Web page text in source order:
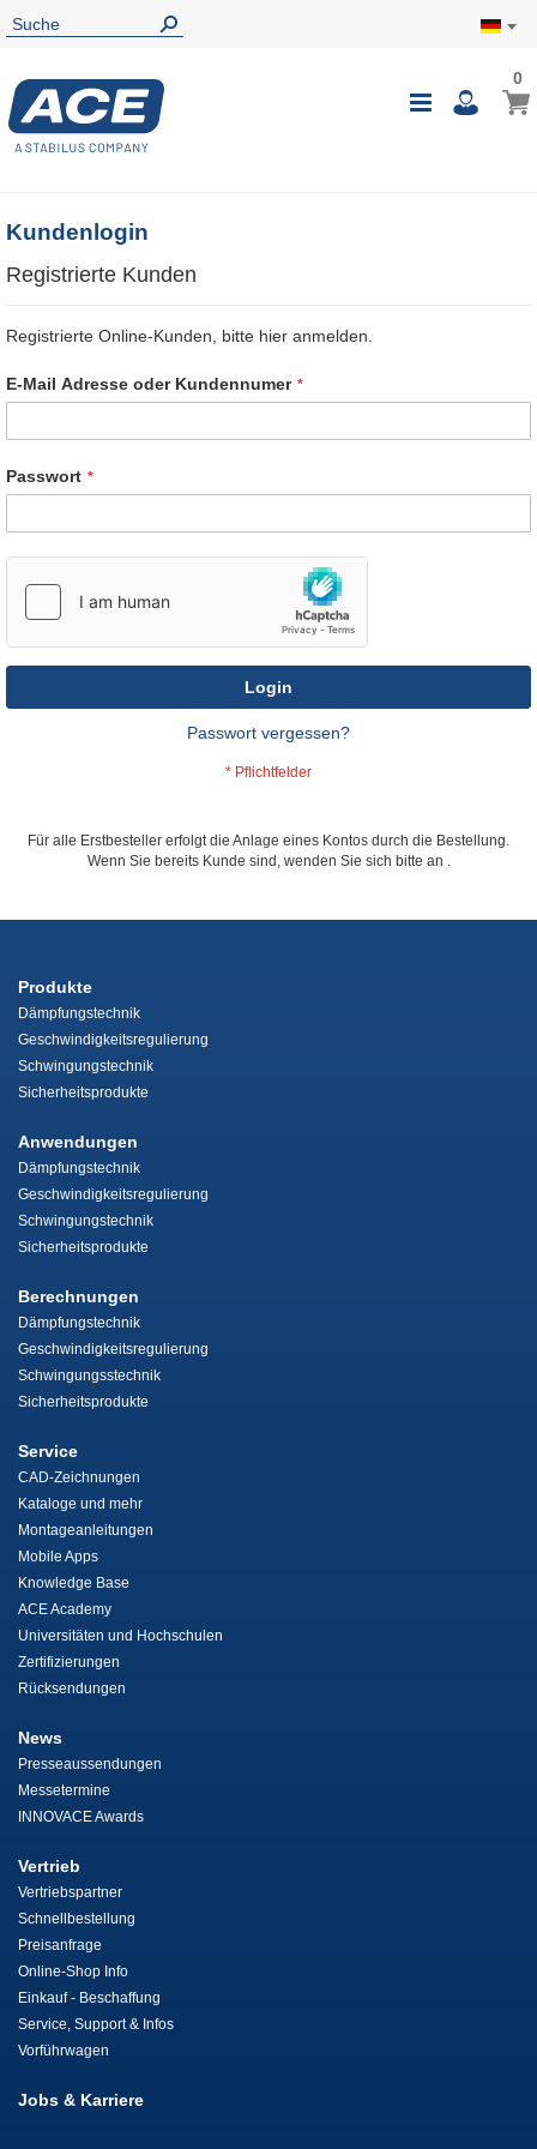
00
Kundenlogin
Registrierte Kunden
Registrierte Online-Kunden, bitte hier anmelden.
E-Mail Adresse oder Kundennumer
Passwort
Login
Passwort vergessen?
Für alle Erstbesteller erfolgt die Anlage eines Kontos durch die Bestellung.
Wenn Sie bereits Kunde sind, wenden Sie sich bitte an .
Produkte
Dämpfungstechnik
Geschwindigkeitsregulierung
Schwingungstechnik
Sicherheitsprodukte
Anwendungen
Dämpfungstechnik
Geschwindigkeitsregulierung
Schwingungstechnik
Sicherheitsprodukte
Berechnungen
Dämpfungstechnik
Geschwindigkeitsregulierung
Schwingungsstechnik
Sicherheitsprodukte
Service
CAD-Zeichnungen
Kataloge und mehr
Montageanleitungen
Mobile Apps
Knowledge Base
ACE Academy
Universitäten und Hochschulen
Zertifizierungen
Rücksendungen
News
Presseaussendungen
Messetermine
INNOVACE Awards
Vertrieb
Vertriebspartner
Schnellbestellung
Preisanfrage
Online-Shop Info
Einkauf - Beschaffung
Service, Support & Infos
Vorführwagen
Jobs & Karriere